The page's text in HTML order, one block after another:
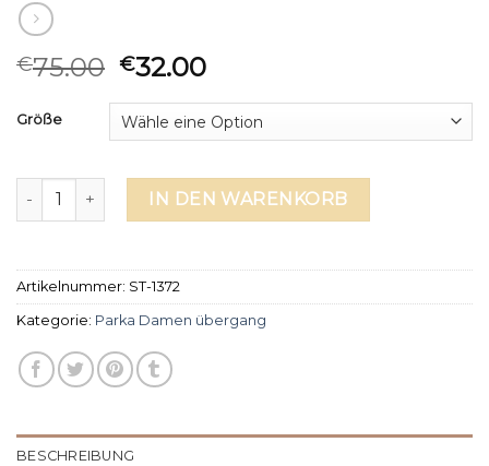
€75.00 €32.00
Größe
parka damen übergang Menge
IN DEN WARENKORB
Artikelnummer: ST-1372
Kategorie: Parka Damen übergang
BESCHREIBUNG